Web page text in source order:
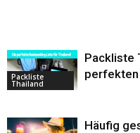
Packliste
Thailand
Packliste
perfekten
Häufig